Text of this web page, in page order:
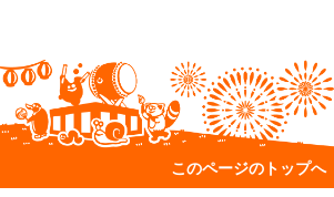
このページのトップへ